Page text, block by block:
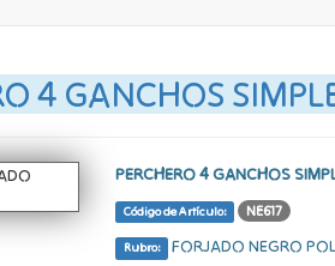
4 GANCHOS
PERCHERO 4 GANCHOS
Código de Artículo: NE617
Rubro: FORJADO NEGRO